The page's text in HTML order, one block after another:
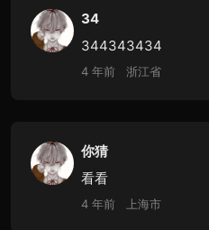
34
344343434
4 年前 浙江省
你猜
看看
4 年前 上海市